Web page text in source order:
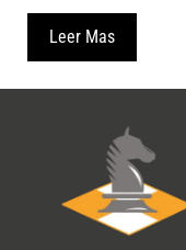
Leer Mas